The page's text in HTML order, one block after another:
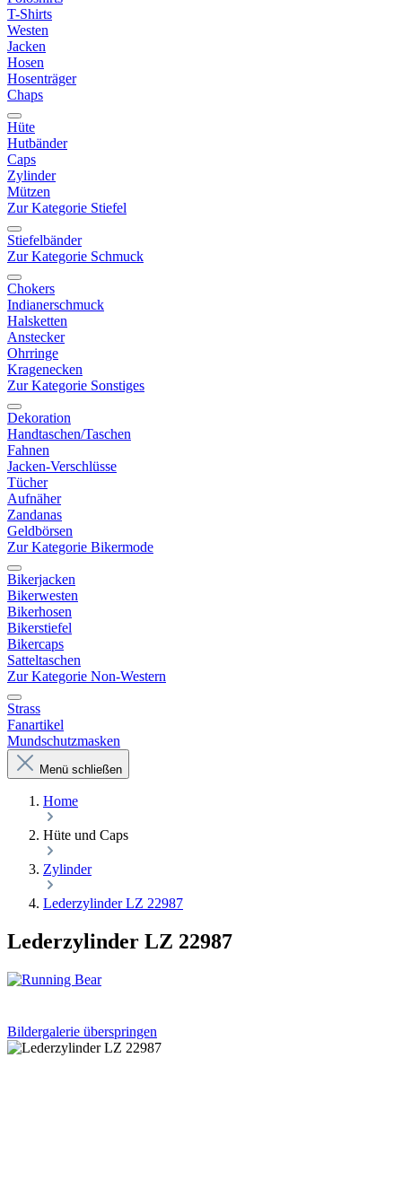
T-Shirts
Westen
Jacken
Hosen
Hosenträger
Chaps
Hüte
Hutbänder
Caps
Zylinder
Mützen
Zur Kategorie Stiefel
Stiefelbänder
Zur Kategorie Schmuck
Chokers
Indianerschmuck
Halsketten
Anstecker
Ohrringe
Kragenecken
Zur Kategorie Sonstiges
Dekoration
Handtaschen/Taschen
Fahnen
Jacken-Verschlüsse
Tücher
Aufnäher
Zandanas
Geldbörsen
Zur Kategorie Bikermode
Bikerjacken
Bikerwesten
Bikerhosen
Bikerstiefel
Bikercaps
Satteltaschen
Zur Kategorie Non-Western
Strass
Fanartikel
Mundschutzmasken
Menü schließen
Home
Hüte und Caps
Zylinder
Lederzylinder LZ 22987
Lederzylinder LZ 22987
Bildergalerie überspringen